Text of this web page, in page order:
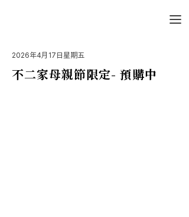
2026年4月17日星期五
不二家母親節限定- 預購中